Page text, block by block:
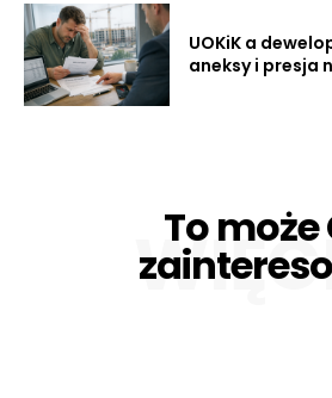
UOKiK a
aneksy i presja
To może